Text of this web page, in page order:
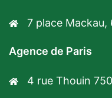
7 place Mackau,
Agence de Paris
4 rue Thouin